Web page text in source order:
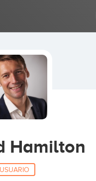
Hamilton
USUARIO